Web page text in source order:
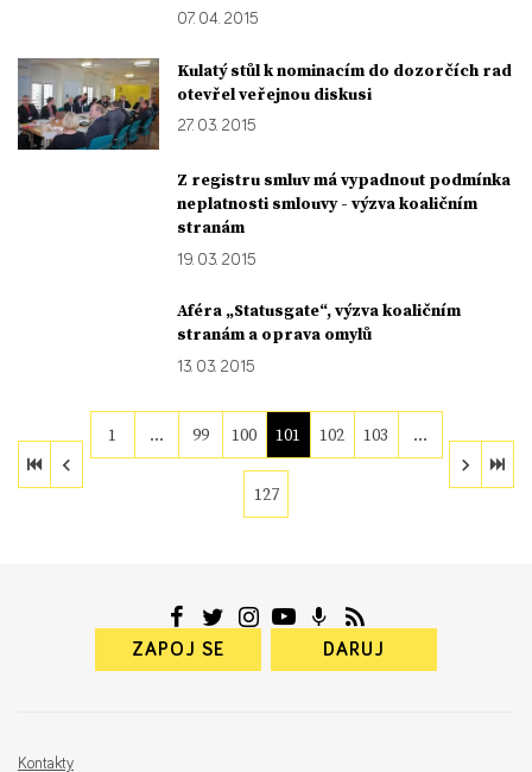
07. 04. 2015
Kulatý stůl k nominacím do dozorčích rad
otevřel veřejnou diskusi
27. 03. 2015
Z registru smluv má vypadnout podmínka
neplatnosti smlouvy - výzva koaličním
stranám
19. 03. 2015
Aféra „Statusgate“, výzva koaličním
stranám a oprava omylů
13. 03. 2015
1 … 99 100 101 102 103 …
127
ZAPOJ SE DARUJ
Kontakty